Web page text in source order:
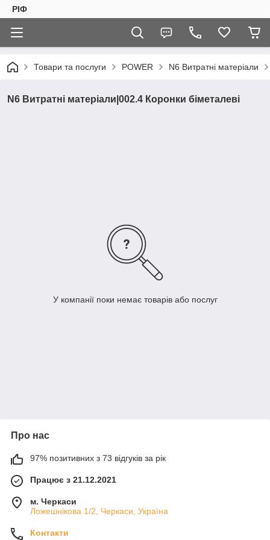
РІФ
Товари та послуги POWER N6 Витратні матеріали
N6 Витратні матеріали|002.4 Коронки біметалеві
У компанії поки немає товарів або послуг
Про нас
97% позитивних з 73 відгуків за рік
Працює з 21.12.2021
м. Черкаси
Ложешнікова 1/2, Черкаси, Україна
Контакти